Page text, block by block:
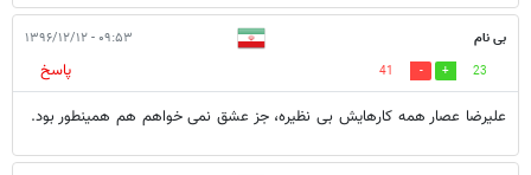
بی نام ۰۹:۵۳ - ۱۳۹۶/۱۲/۱۲
23
41
پاسخ
علیرضا عصار همه کارهایش بی نظیره، جز عشق نمی خواهم هم همینطور بود.